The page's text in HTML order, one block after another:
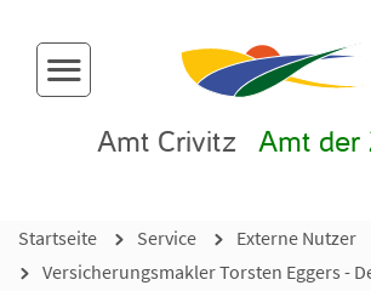
Menü-Button
Amt Crivitz Amt der
Startseite Service
Externe Nutzer
Versicherungsmakler Torsten Eggers -